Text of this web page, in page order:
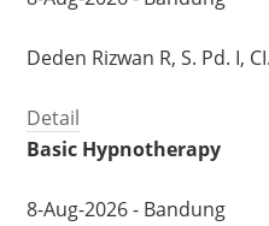
Deden Rizwan R, S. Pd. I,
Detail
Basic Hypnotherapy
8-Aug-2026 - Bandung